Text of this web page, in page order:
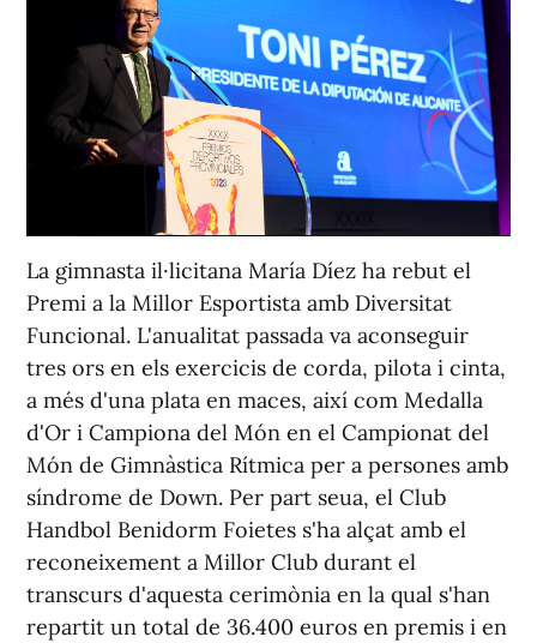
La gimnasta il·licitana María Díez ha rebut el
Premi a la Millor Esportista amb Diversitat
Funcional. L'anualitat passada va aconseguir
tres ors en els exercicis de corda, pilota i cinta,
a més d'una plata en maces, així com Medalla
d'Or i Campiona del Món en el Campionat del
Món de Gimnàstica Rítmica per a persones amb
síndrome de Down. Per part seua, el Club
Handbol Benidorm Foietes s'ha alçat amb el
reconeixement a Millor Club durant el
transcurs d'aquesta cerimònia en la qual s'han
repartit un total de 36.400 euros en premis i en